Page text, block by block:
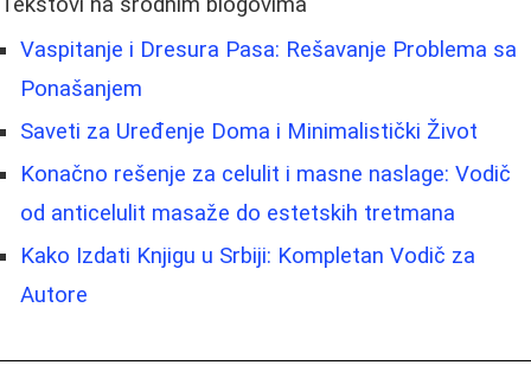
Vaspitanje i Dresura Pasa: Rešavanje Problema sa
Ponašanjem
Saveti za Uređenje Doma i Minimalistički Život
Konačno rešenje za celulit i masne naslage: Vodič
od anticelulit masaže do estetskih tretmana
Kako Izdati Knjigu u Srbiji: Kompletan Vodič za
Autore